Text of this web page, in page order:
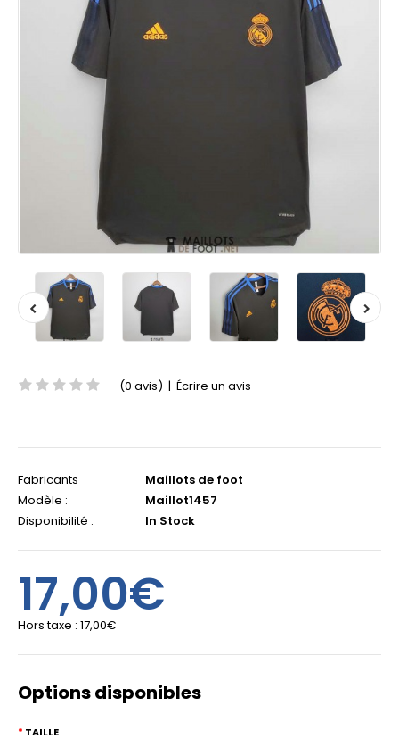
(0 avis) | Écrire un avis
Fabricants
Maillots de foot
Modèle :
Maillot1457
Disponibilité :
In Stock
17,00€
Hors taxe : 17,00€
Options disponibles
TAILLE